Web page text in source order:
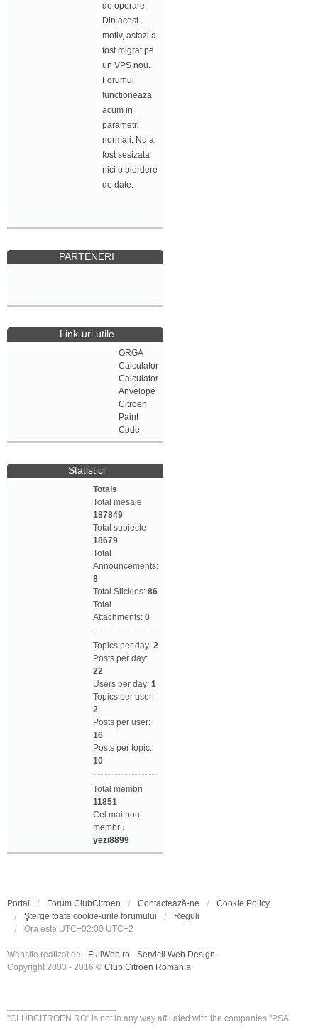
de operare.
Din acest
motiv, astazi a
fost migrat pe
un VPS nou.
Forumul
functioneaza
acum in
parametri
normali. Nu a
fost sesizata
nici o pierdere
de date.
PARTENERI
Link-uri utile
ORGA
Calculator
Calculator
Anvelope
Citroen
Paint
Code
Statistici
Totals
Total mesaje
187849
Total subiecte
18679
Total
Announcements:
8
Total Stickies: 86
Total
Attachments: 0
Topics per day: 2
Posts per day:
22
Users per day: 1
Topics per user:
2
Posts per user:
16
Posts per topic:
10
Total membri
11851
Cel mai nou
membru
yezi8899
Portal Forum ClubCitroen Contactează-ne
Cookie Policy
Şterge toate cookie-urile forumului
Reguli
Ora este UTC+02:00 UTC+2
Website realizat de - FullWeb.ro - Servicii Web Design.
Copyright 2003 - 2016 © Club Citroen Romania.
"CLUBCITROEN.RO" is not in any way affiliated with the companies "PSA